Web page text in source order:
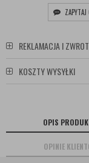
REKLAMACJA I
KOSZTY WYSYŁKI
OPIS
OPINIE